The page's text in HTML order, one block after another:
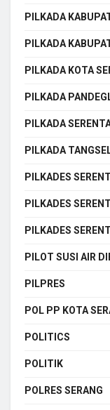
PILKADA
PILKADA
PILKADA KOTA
PILKADA
PILKADA
PILKADA
PILKADES
PILKADES
PILKADES
PILOT SUSI AIR
PILPRES
POL PP KOTA
POLITICS
POLITIK
POLRES SERANG